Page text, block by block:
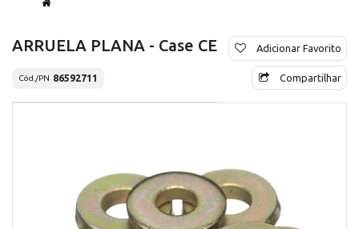
ARRUELA PLANA - Case CE
Cód./PN 86592711
Adicionar Favorito
Compartilhar